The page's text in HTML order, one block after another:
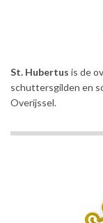
St. Hubertus is de
schuttersgilden en
Overijssel.